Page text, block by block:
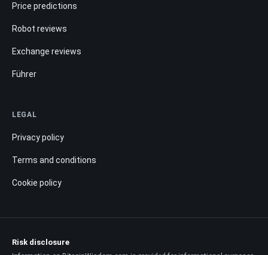
Price predictions
Robot reviews
Exchange reviews
Führer
LEGAL
Privacy policy
Terms and conditions
Cookie policy
Risk disclosure